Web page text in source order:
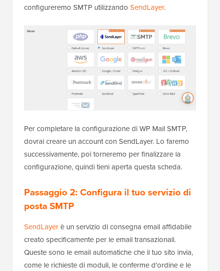
configureremo SMTP utilizzando SendLayer.
Per completare la configurazione di WP Mail SMTP,
dovrai creare un account con SendLayer. Lo faremo
successivamente, poi torneremo per finalizzare la
configurazione, quindi tieni aperta questa scheda.
Passaggio 2: Configura il tuo servizio di
posta SMTP
SendLayerè un servizio di consegna email affidabile
creato specificamente per le email transazionali.
Queste sono le email automatiche che il tuo sito invia,
come le richieste di moduli, le conferme d'ordine e le